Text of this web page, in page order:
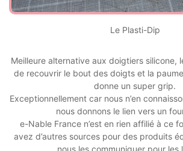
Le Plasti-Dip
Meilleure alternative aux doigtiers silicone,
de recouvrir le bout des doigts et la
donne un super grip.
Exceptionnellement car nous n’en
nous donnons le lien vers un
e-Nable France n’est en rien affilié à ce
avez d’autres sources pour des produits